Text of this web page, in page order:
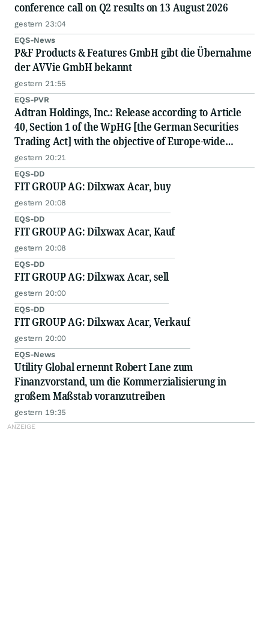
conference call on Q2 results on 13 August 2026
gestern 23:04
EQS-News
P&F Products & Features GmbH gibt die Übernahme
der AVVie GmbH bekannt
gestern 21:55
EQS-PVR
Adtran Holdings, Inc.: Release according to Article
40, Section 1 of the WpHG [the German Securities
Trading Act] with the objective of Europe-wide
distribution
gestern 20:21
EQS-DD
FIT GROUP AG: Dilxwax Acar, buy
gestern 20:08
EQS-DD
FIT GROUP AG: Dilxwax Acar, Kauf
gestern 20:08
EQS-DD
FIT GROUP AG: Dilxwax Acar, sell
gestern 20:00
EQS-DD
FIT GROUP AG: Dilxwax Acar, Verkauf
gestern 20:00
EQS-News
Utility Global ernennt Robert Lane zum
Finanzvorstand, um die Kommerzialisierung in
großem Maßstab voranzutreiben
gestern 19:35